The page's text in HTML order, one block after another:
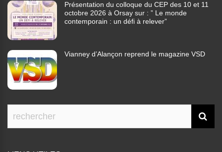
Présentation du colloque du CEP des 10 et 11
octobre 2026 à Orsay sur : ” Le monde
contemporain : un défi à relever”
Vianney d’Alançon reprend le magazine VSD